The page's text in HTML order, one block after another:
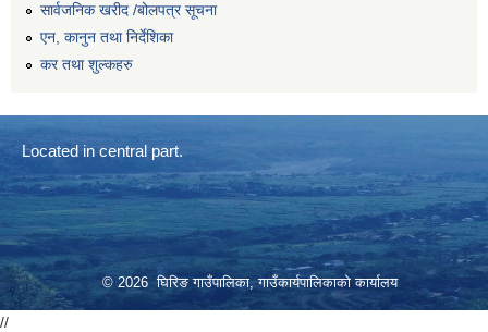
सार्वजनिक खरीद /बोलपत्र सूचना
एन, कानुन तथा निर्देशिका
कर तथा शुल्कहरु
Located in central part.
© 2026 घिरिङ गाउँपालिका, गाउँकार्यपालिकाको कार्यालय
//